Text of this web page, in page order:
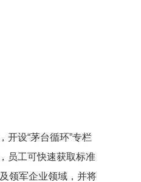
开设“茅台循环”专栏
员工可快速获取标准
领军企业领域， 并将